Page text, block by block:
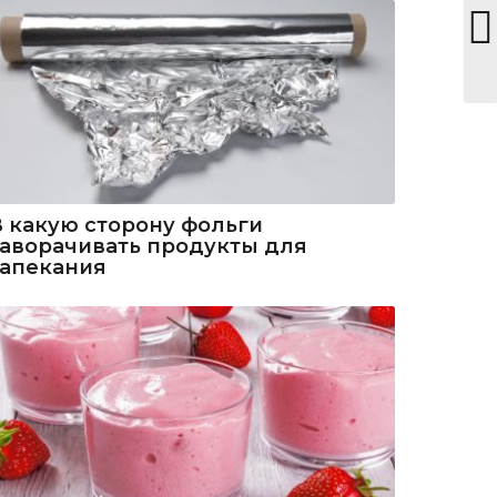
какую сторону фольги
продукты для